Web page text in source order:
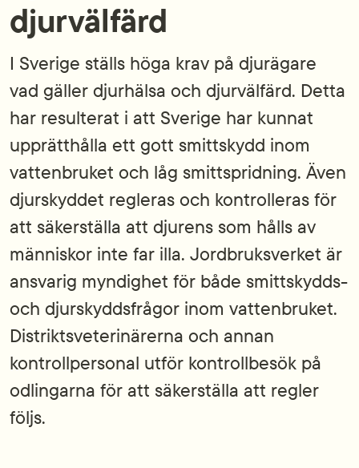
djurvälfärd
I Sverige ställs höga krav på djurägare
vad gäller djurhälsa och djurvälfärd. Detta
har resulterat i att Sverige har kunnat
upprätthålla ett gott smittskydd inom
vattenbruket och låg smittspridning. Även
djurskyddet regleras och kontrolleras för
att säkerställa att djurens som hålls av
människor inte far illa. Jordbruksverket är
ansvarig myndighet för både smittskydds-
och djurskyddsfrågor inom vattenbruket.
Distriktsveterinärerna och annan
kontrollpersonal utför kontrollbesök på
odlingarna för att säkerställa att regler
följs.